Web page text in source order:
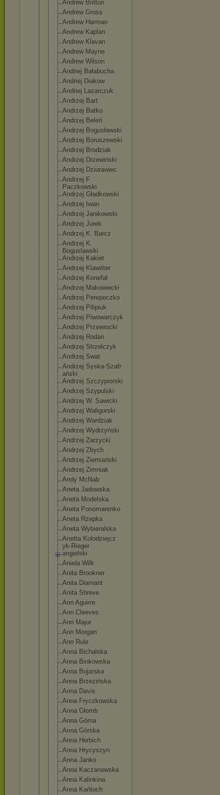
Andrew Britton
Andrew Gross
Andrew Harman
Andrew Kaplan
Andrew Klavan
Andrew Mayne
Andrew Wilson
Andriej Bałabucha
Andriej Diakow
Andriej Lazarczuk
Andrzej Bart
Andrzej Batko
Andrzej Beleń
Andrzej Bogusławski
Andrzej Boruszewski
Andrzej Brodziak
Andrzej Drzewiński
Andrzej Dziurawiec
Andrzej F.
Paczkowski
Andrzej Gładkowski
Andrzej Iwan
Andrzej Janikowski
Andrzej Jurek
Andrzej K. Barcz
Andrzej K.
Boguslawski
Andrzej Kakiet
Andrzej Klawitter
Andrzej Konefał
Andrzej Makowiecki
Andrzej Perepeczko
Andrzej Pilipiuk
Andrzej Piwowarczyk
Andrzej Przewrocki
Andrzej Rodan
Andrzej Strzelczyk
Andrzej Swat
Andrzej Syska-Szafr
ański
Andrzej Szczypiorski
Andrzej Szypulski
Andrzej W. Sawicki
Andrzej Waligorski
Andrzej Wardziak
Andrzej Wydrzyński
Andrzej Zarzycki
Andrzej Zbych
Andrzej Ziemiański
Andrzej Zimniak
Andy McNab
Aneta Jadowska
Aneta Modelska
Aneta Ponomarenko
Aneta Rzepka
Aneta Wybieralska
Anetta Kolodziejcz
yk-Rieger
angielski
Aniela Wilk
Anita Brookner
Anita Diamant
Anita Shreve
Ann Aguirre
Ann Cleeves
Ann Major
Ann Morgan
Ann Rule
Anna Bichalska
Anna Binkowska
Anna Bojarska
Anna Brzezińska
Anna Davis
Anna Fryczkowska
Anna Głomb
Anna Górna
Anna Górska
Anna Herbich
Anna Hrycyszyn
Anna Janko
Anna Kaczanowska
Anna Kalinkina
Anna Kańtoch